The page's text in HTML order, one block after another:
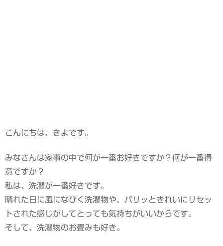
こんにちは、きよです。
みなさんは家事の中で何が一番お好きですか？何が一番得
意ですか？
私は、洗濯が一番好きです。
晴れた日に風になびく洗濯物や、パリッときれいにリセッ
トされた感じがしてとっても気持ちがいいからです。
そして、洗濯物のお畳みも好き。